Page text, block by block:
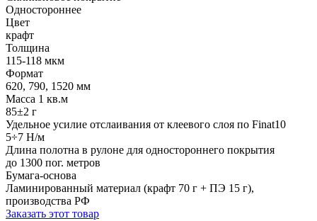
Одностороннее
Цвет
крафт
Толщина
115-118 мкм
Формат
620, 790, 1520 мм
Масса 1 кв.м
85±2 г
Удельное усилие отслаивания от клеевого слоя по Finat10
5÷7 Н/м
Длина полотна в рулоне для одностороннего покрытия
до 1300 пог. метров
Бумага-основа
Ламинированный материал (крафт 70 г + ПЭ 15 г),
производства РФ
Заказать этот товар